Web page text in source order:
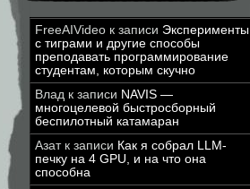
FreeAIVideo к записи Эксперименты
с тиграми и другие способы
преподавать программирование
студентам, которым скучно
Влад к записи NAVIS —
многоцелевой быстросборный
беспилотный катамаран
Азатк записи Как я собрал LLM-
печку на 4 GPU, и на что она
способна